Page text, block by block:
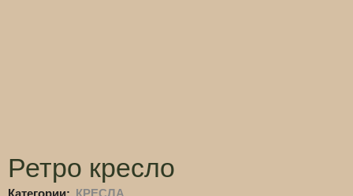
Ретро кресло
Категории: КРЕСЛА